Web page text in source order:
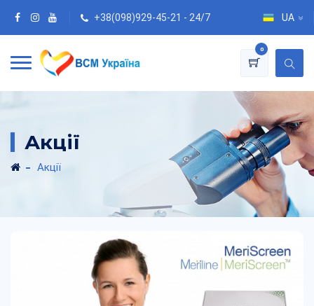
+38(098)929-45-21 - 24/7 UA
0
Акції
Акції